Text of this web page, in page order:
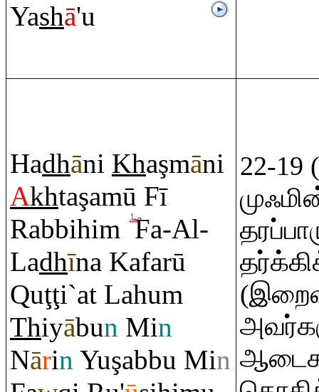
Yashā'u
Hadhāni Khaşmāni
Akhtaşamū Fī
Rabbihim Fa-Al-
Ladhīna Kafarū
Quţţi`at Lahum
Thiyābun Min
Nārin Yuşabbu Min
22-19